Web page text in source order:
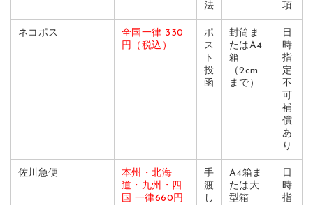
法
項
ネコポス
全国一律 330
円（税込）
ポ
ス
ト
投
函
封筒ま
たはA4
箱
（2cm
まで）
日
時
指
定
不
可
補
償
あ
り
佐川急便
本州・北海
道・九州・四
国 一律660円
手
渡
し
A4箱ま
たは大
型箱
日
時
指